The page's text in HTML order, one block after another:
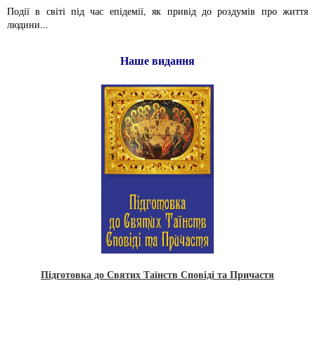
Події в світі під час епідемії, як привід до роздумів про життя
людини...
Наше видання
Підготовка до Святих Таїнств Сповіді та Причастя